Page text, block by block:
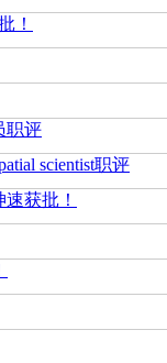
！
职评
scientist职评
获批！